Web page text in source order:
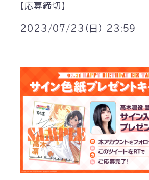
【応募締切】
2023/07/23（日） 23:59